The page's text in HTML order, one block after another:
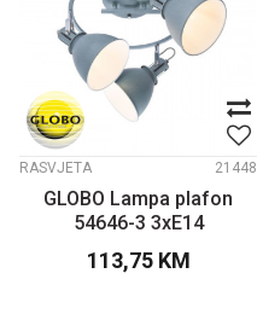
RASVJETA 21448
GLOBO Lampa plafon
54646-3 3xE14
113,75 KM